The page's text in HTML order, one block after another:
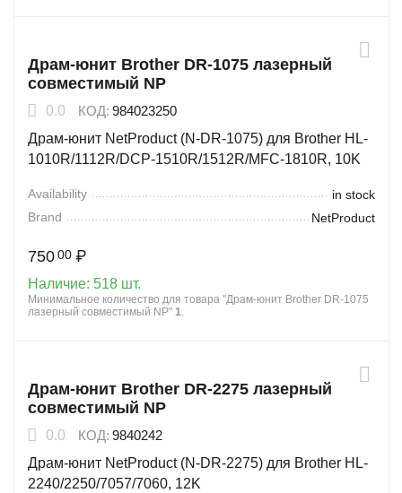
Драм-юнит Brother DR-1075 лазерный
совместимый NP
0.0 КОД: 984023250
Драм-юнит NetProduct (N-DR-1075) для Brother HL-
1010R/1112R/DCP-1510R/1512R/MFC-1810R, 10K
Availability
in stock
Brand
NetProduct
750 00 ₽
Наличие: 518 шт.
Минимальное количество для товара "Драм-юнит Brother DR-1075
лазерный совместимый NP" 1.
Драм-юнит Brother DR-2275 лазерный
совместимый NP
0.0 КОД: 9840242
Драм-юнит NetProduct (N-DR-2275) для Brother HL-
2240/2250/7057/7060, 12K